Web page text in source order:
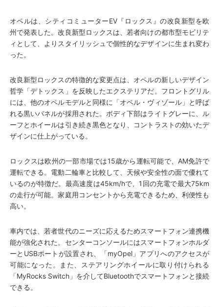
オペルは、シティコミューターEV『ロックス』の改良新型を欧
州で発表した。改良新型ロックスは、若者向けの都市型モビリテ
ィとして、よりスタイリッシュで個性的なデザインに生まれ変わ
った。
改良新型ロックスの特徴的な変更点は、オペルの新しいデザイン
哲学「デトックス」を反映したエクステリアだ。フロントグリル
には、他のオペルモデルと同様に「オペル・ヴィゾール」と呼ば
れる黒いパネルが採用された。ボディ下部はライトグレーに、ル
ーフとホイールは引き続き黒色となり、コントラストの効いたデ
ザインに仕上がっている。
ロックスは欧州の一部市場では15歳から運転可能で、AM免許で
運転できる。電動二輪車と比較して、天候や安全性の面で優れて
いるのが特徴だ。最高速度は45km/hで、1回の充電で最大75km
の走行が可能。家庭用コンセントから充電できるため、利便性も
高い。
車内では、若者世代のニーズに応えるためスマートフォン連携機
能が強化された。センターコンソールにはスマートフォンホルダ
ーとUSBポートが設置され、「myOpel」アプリへのアクセスが
可能になった。また、ステアリングホイールに取り付けられる
「MyRocks Switch」を介してBluetoothでスマートフォンと接続
できる。